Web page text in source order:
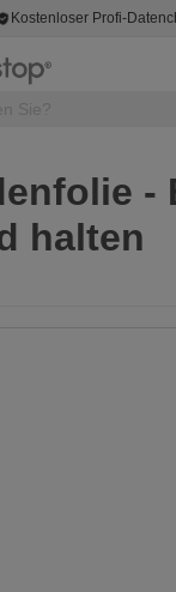
Kostenloser Profi-
-
halten